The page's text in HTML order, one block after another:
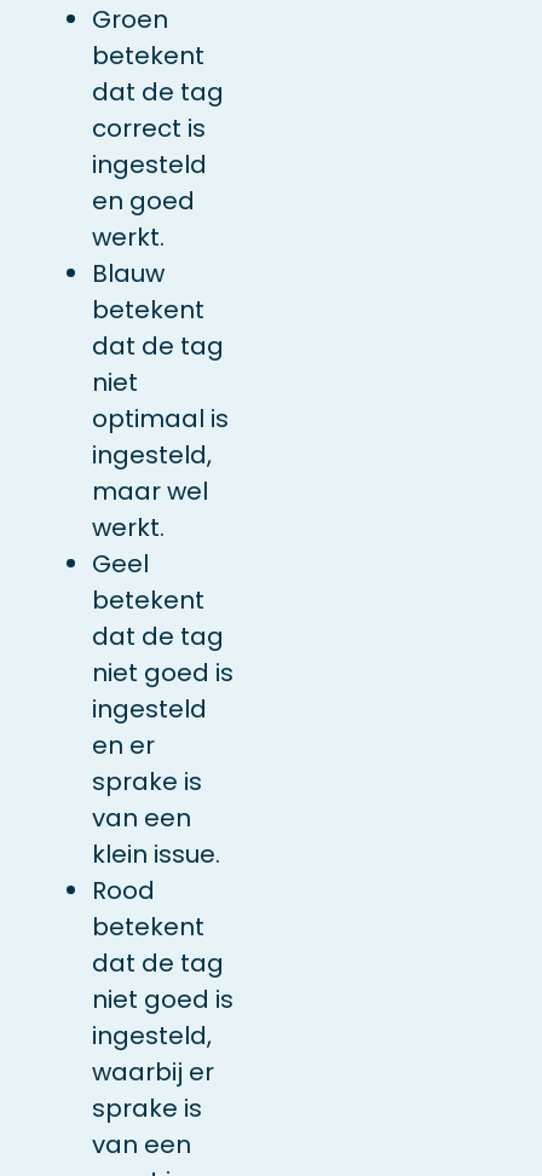
Groen
betekent
dat de tag
correct is
ingesteld
en goed
werkt.
Blauw
betekent
dat de tag
niet
optimaal is
ingesteld,
maar wel
werkt.
Geel
betekent
dat de tag
niet goed is
ingesteld
en er
sprake is
van een
klein issue.
Rood
betekent
dat de tag
niet goed is
ingesteld,
waarbij er
sprake is
van een